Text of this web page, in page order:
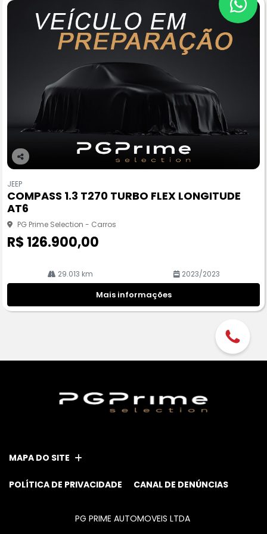
Co
pa
rtil
he
JEEP
COMPASS 1.3 T270 TURBO FLEX LONGITUDE
AT6
PG Prime Selection - Carros
R$ 126.900,00
29.013 km 2023/2023
Mais informações
MAPA DO SITE
POLÍTICA DE PRIVACIDADE CANAL DE DENÚNCIAS
PG PRIME AUTOMOVEIS LTDA